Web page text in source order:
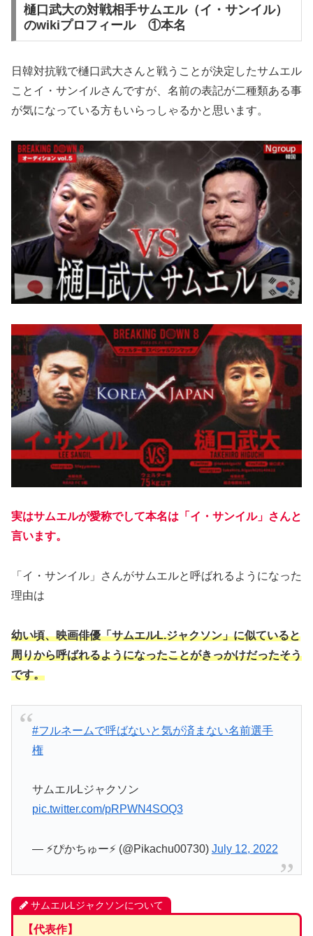
樋口武大の対戦相手サムエル（イ・サンイル）
のwikiプロフィール ①本名
日韓対抗戦で樋口武大さんと戦うことが決定したサムエル
ことイ・サンイルさんですが、名前の表記が二種類ある事
が気になっている方もいらっしゃるかと思います。
実はサムエルが愛称でして本名は「イ・サンイル」さんと
言います。
「イ・サンイル」さんがサムエルと呼ばれるようになった
理由は
幼い頃、映画俳優「サムエルL.ジャクソン」に似ていると
周りから呼ばれるようになったことがきっかけだったそう
です。
#フルネームで呼ばないと気が済まない名前選手
権
サムエルLジャクソン
pic.twitter.com/pRPWN4SOQ3
— ⚡ぴかちゅー⚡ (@Pikachu00730) July 12, 2022
サムエルLジャクソンについて
【代表作】